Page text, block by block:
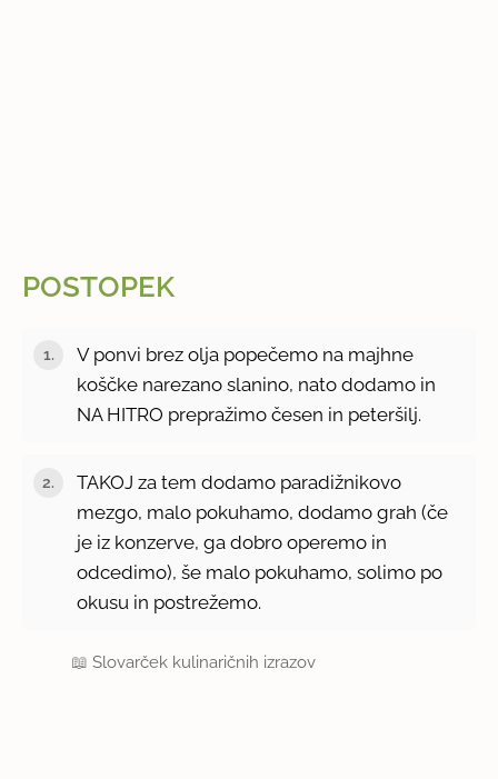
POSTOPEK
V ponvi brez olja popečemo na majhne
koščke narezano slanino, nato dodamo in
NA HITRO prepražimo česen in peteršilj.
TAKOJ za tem dodamo paradižnikovo
mezgo, malo pokuhamo, dodamo grah (če
je iz konzerve, ga dobro operemo in
odcedimo), še malo pokuhamo, solimo po
okusu in postrežemo.
📖Slovarček kulinaričnih izrazov